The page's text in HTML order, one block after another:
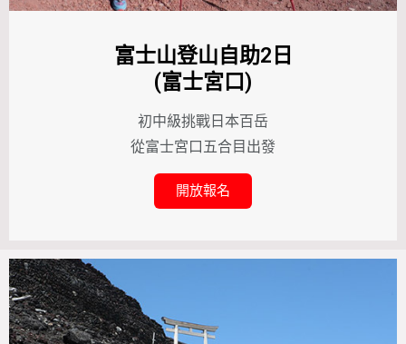
富士山登山自助2日
(富士宮口)
初中級挑戰日本百岳
從富士宮口五合目出發
開放報名